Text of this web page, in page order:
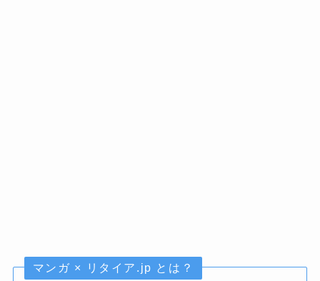
マンガ × リタイア.jp とは？